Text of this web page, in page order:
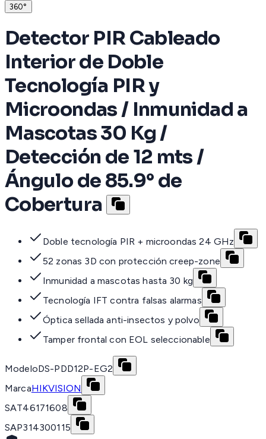
360°
Detector PIR Cableado
Interior de Doble
Tecnología PIR y
Microondas / Inmunidad a
Mascotas 30 Kg /
Detección de 12 mts /
Ángulo de 85.9° de
Cobertura
Doble tecnología PIR + microondas 24 GHz
52 zonas 3D con protección creep-zone
Inmunidad a mascotas hasta 30 kg
Tecnología IFT contra falsas alarmas
Óptica sellada anti-insectos y polvo
Tamper frontal con EOL seleccionable
ModeloDS-PDD12P-EG2
MarcaHIKVISION
SAT46171608
SAP314300115